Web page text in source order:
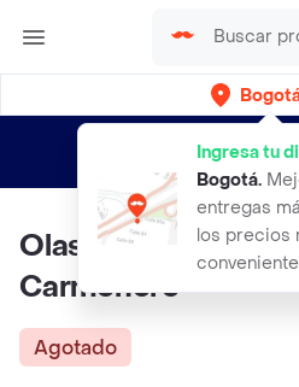
Ingresa tu
Bogotá.
entregas
los precios
envíos gratis por
Olas del Sur Vinto
Carmenere
Agotado